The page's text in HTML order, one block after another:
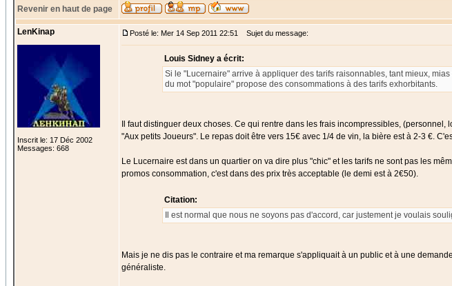
Revenir en haut de page
LenKinap
Inscrit le: 17 Déc 2002
Messages: 668
Posté le: Mer 14 Sep 2011 22:51 Sujet du message:
Louis Sidney a écrit:
Si le "Lucernaire" arrive à appliquer des tarifs raisonnables, tant mieux,
du mot "populaire" propose des consommations à des tarifs exhorbitants.
Il faut distinguer deux choses. Ce qui rentre dans les frais incompressibles,
"Aux petits Joueurs". Le repas doit être vers 15€ avec 1/4 de vin, la bière est à 2-3 €.
Le Lucernaire est dans un quartier on va dire plus "chic" et les tarifs ne sont pas les
promos consommation, c'est dans des prix très acceptable (le demi est à 2€50).
Citation:
Il est normal que nous ne soyons pas d'accord, car justement je voulais
Mais je ne dis pas le contraire et ma remarque s'appliquait à un public et à une
généraliste.